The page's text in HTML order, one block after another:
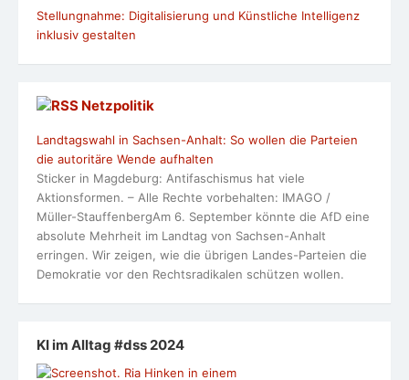
Stellungnahme: Digitalisierung und Künstliche Intelligenz
inklusiv gestalten
Netzpolitik
Landtagswahl in Sachsen-Anhalt: So wollen die Parteien
die autoritäre Wende aufhalten
Sticker in Magdeburg: Antifaschismus hat viele
Aktionsformen. – Alle Rechte vorbehalten: IMAGO /
Müller-StauffenbergAm 6. September könnte die AfD eine
absolute Mehrheit im Landtag von Sachsen-Anhalt
erringen. Wir zeigen, wie die übrigen Landes-Parteien die
Demokratie vor den Rechtsradikalen schützen wollen.
KI im Alltag #dss 2024